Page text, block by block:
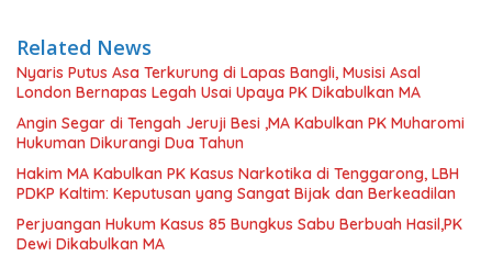
Related News
Nyaris Putus Asa Terkurung di Lapas Bangli, Musisi Asal
London Bernapas Legah Usai Upaya PK Dikabulkan MA
Angin Segar di Tengah Jeruji Besi ,MA Kabulkan PK Muharomi
Hukuman Dikurangi Dua Tahun
Hakim MA Kabulkan PK Kasus Narkotika di Tenggarong, LBH
PDKP Kaltim: Keputusan yang Sangat Bijak dan Berkeadilan
Perjuangan Hukum Kasus 85 Bungkus Sabu Berbuah Hasil,PK
Dewi Dikabulkan MA